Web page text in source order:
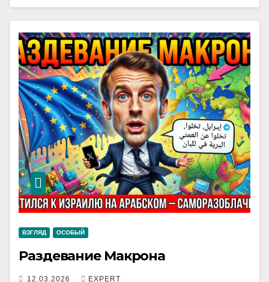
ВЗГЛЯД ОСОБЫЙ
Раздевание Макрона
12.03.2026 EXPERT